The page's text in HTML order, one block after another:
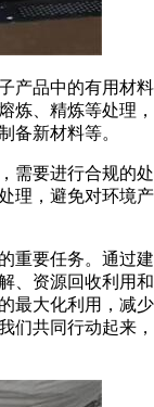
产品中的有用材料
炼、精炼等处理，
备新材料等。
需要进行合规的处
理，避免对环境产
重要任务。通过建
、资源回收利用和
最大化利用，减少
们共同行动起来，